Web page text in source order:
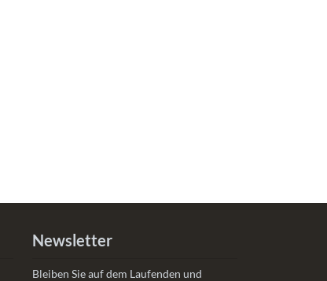
Newsletter
Bleiben Sie auf dem Laufenden und